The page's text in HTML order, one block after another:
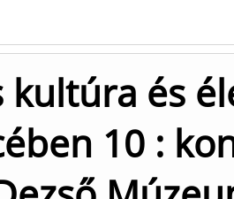
kultúra és
10 :